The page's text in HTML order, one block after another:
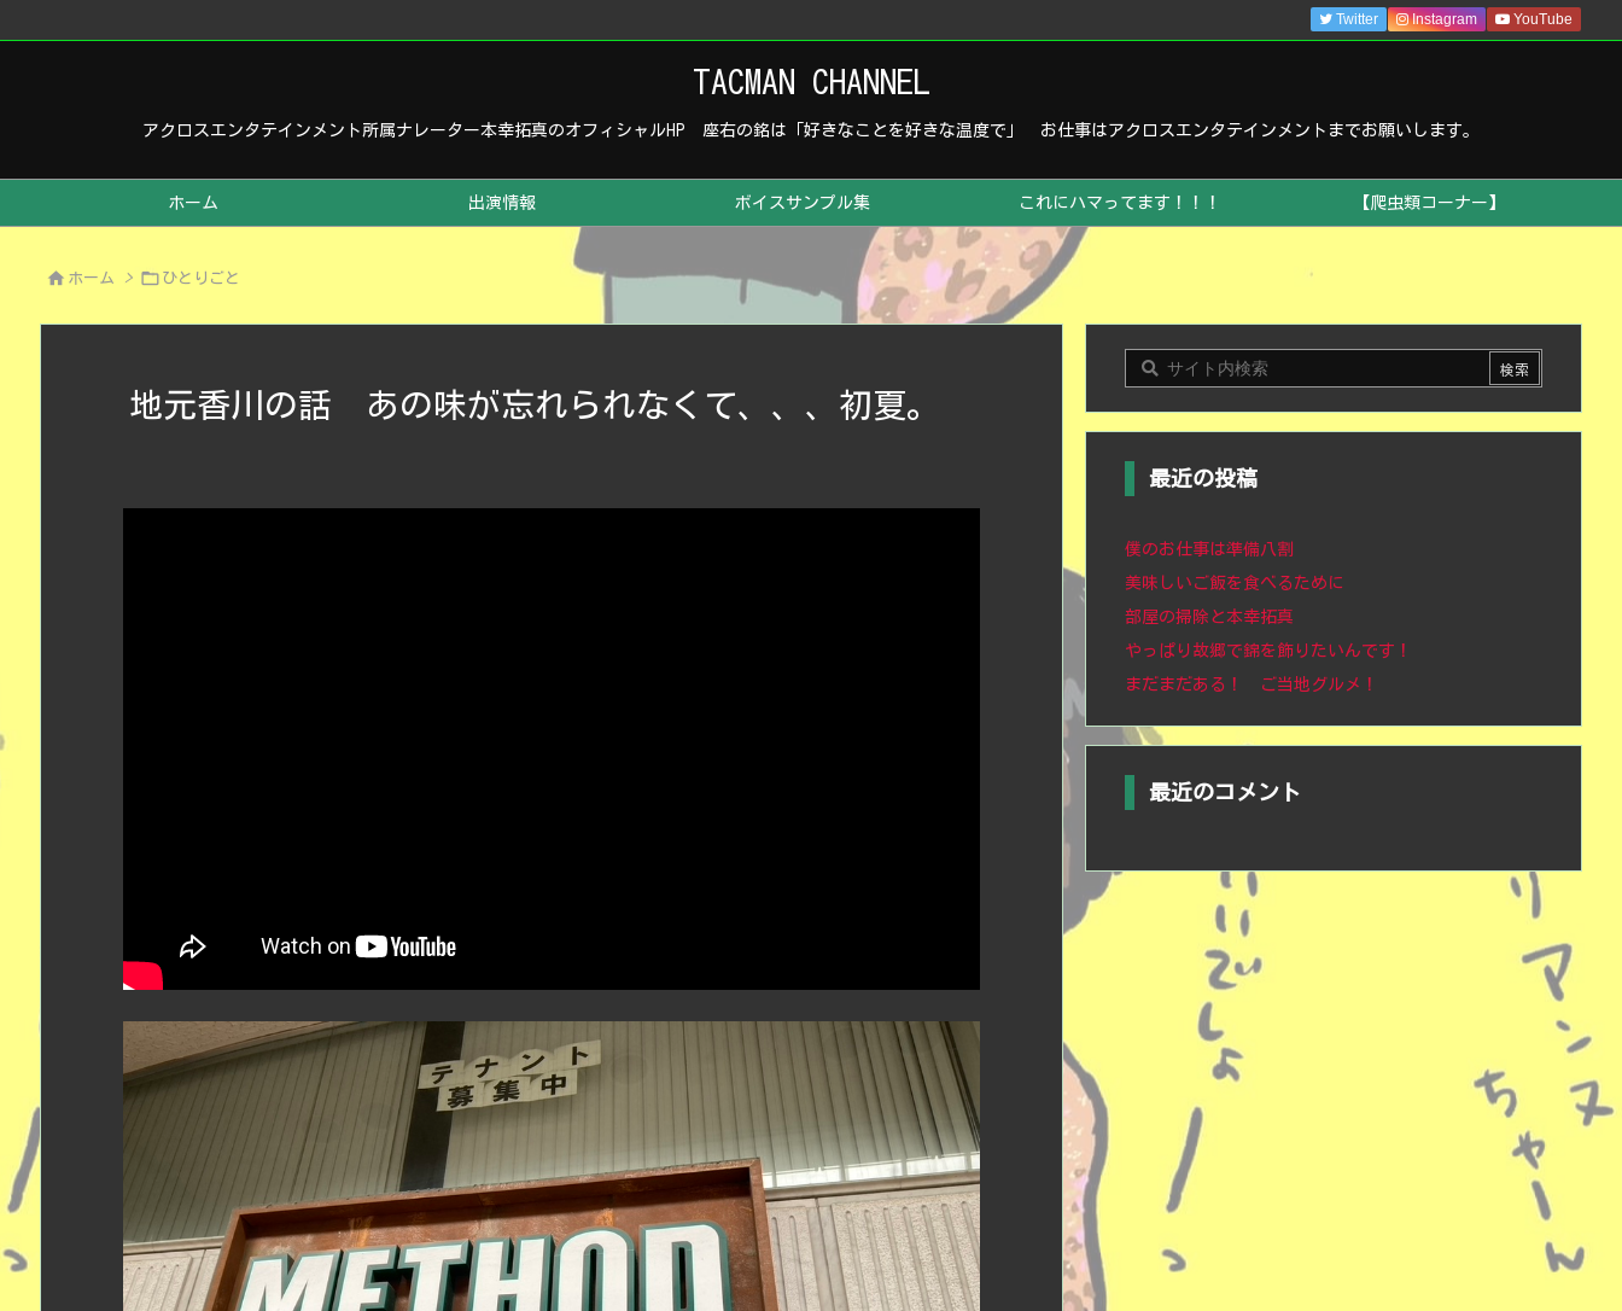
TACMAN CHANNEL
アクロスエンタテインメント所属ナレーター本幸拓真のオフィシャルHP 座右の銘は「好きなことを好きな温度で」 お仕事はアクロスエンタテインメントまでお願いします。
ホーム 出演情報 ボイスサンプル集 これにハマってます！！！ 【爬虫類コーナー】
Twitter Instagram YouTube
 ホーム >  ひとりごと
地元香川の話 あの味が忘れられなくて、、、初夏。
最近の投稿
僕のお仕事は準備八割
美味しいご飯を食べるために
部屋の掃除と本幸拓真
やっぱり故郷で錦を飾りたいんです！
まだまだある！ ご当地グルメ！
最近のコメント